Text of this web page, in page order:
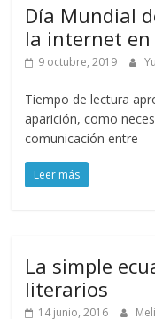
Día Mundial
la internet en
9 octubre, 2019
Tiempo de lectura
aparición, como
comunicación entre
Leer más
La simple
literarios
14 junio, 2016